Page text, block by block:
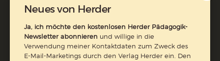
durch den Verlag Herder ein. Den Newsletter oder die E-
Mail-Werbung kann ich jederzeit abbestellen.
Ich bin einverstanden, dass mein personenbezogenes
Nutzungsverhalten in Newsletter und E-Mail-Werbung
erfasst und ausgewertet wird, um die Inhalte besser auf
Neues von Herder
Ja, ich möchte den kostenlosen Herder Pädagogik-
Newsletter abonnieren und willige in die
Verwendung meiner Kontaktdaten zum Zweck des
E-Mail-Marketings durch den Verlag Herder ein. Den